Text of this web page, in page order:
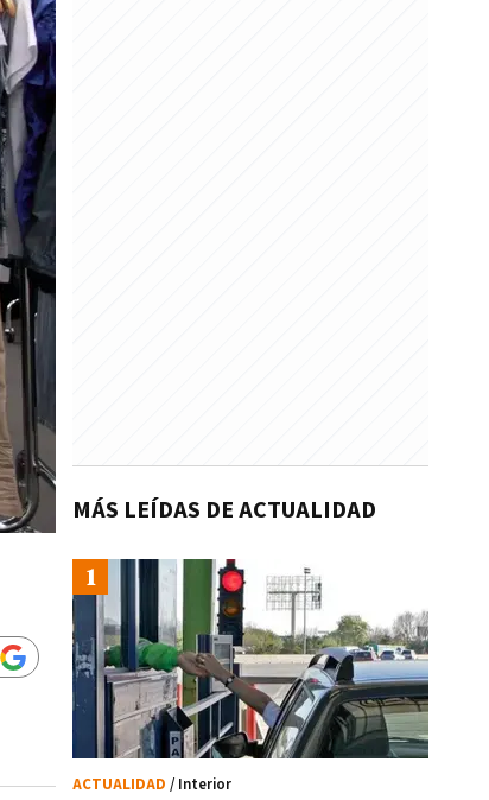
MÁS LEÍDAS DE ACTUALIDAD
ACTUALIDAD / Interior